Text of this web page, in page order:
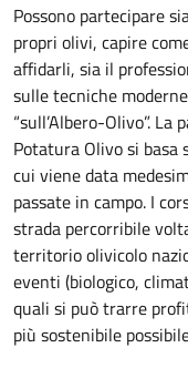
Possono partecipare
propri olivi, capire
affidarli, sia il
sulle tecniche
“sull’Albero-Olivo”.
Potatura Olivo si
cui viene data
passate in campo. I
strada percorribile
territorio olivicolo
eventi (biologico,
quali si può trarre
più sostenibile